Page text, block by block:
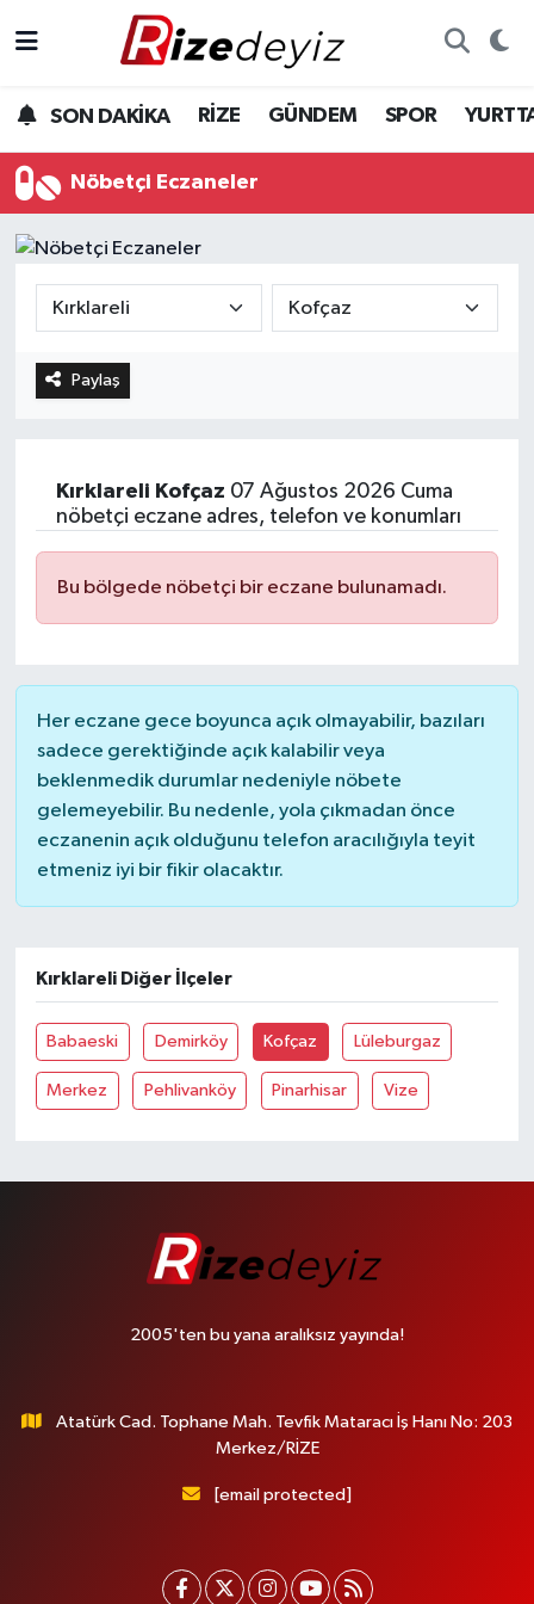
SON DAKİKA RİZE GÜNDEM SPOR
Nöbetçi Eczaneler
Paylaş
Kırklareli Kofçaz 07 Ağustos 2026 Cuma
nöbetçi eczane adres, telefon ve konumları
Bu bölgede nöbetçi bir eczane bulunamadı.
Her eczane gece boyunca açık olmayabilir, bazıları
sadece gerektiğinde açık kalabilir veya
beklenmedik durumlar nedeniyle nöbete
gelemeyebilir. Bu nedenle, yola çıkmadan önce
eczanenin açık olduğunu telefon aracılığıyla teyit
etmeniz iyi bir fikir olacaktır.
Kırklareli Diğer İlçeler
Babaeski Demirköy Kofçaz Lüleburgaz
Merkez Pehlivanköy Pinarhisar Vize
2005'ten bu yana aralıksız yayında!
Atatürk Cad. Tophane Mah. Tevfik Mataracı İş Hanı No: 203
Merkez/RİZE
[email protected]
Gündem
Yurttan Haberler
Teknoloji
Sağlık
Rize Hava Durumu
Rize Trafik Yoğunluk Haritası
Tüm Manşetler
Son Dakika Haberleri